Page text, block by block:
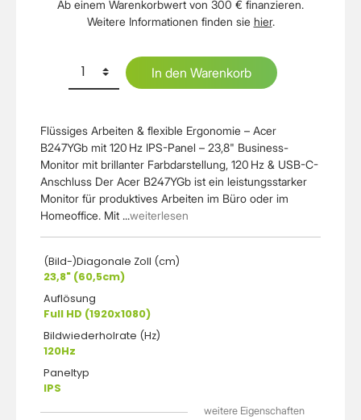
Flüssiges Arbeiten & flexible Ergonomie – Acer
B247YGb mit 120 Hz IPS-Panel – 23,8" Business-
Monitor mit brillanter Farbdarstellung, 120 Hz & USB-C-
Anschluss Der Acer B247YGb ist ein leistungsstarker
Monitor für produktives Arbeiten im Büro oder im
Homeoffice. Mit ...weiterlesen
(Bild-)Diagonale Zoll (cm)
23,8" (60,5cm)
Auflösung
Full HD (1920x1080)
Bildwiederholrate (Hz)
120Hz
Paneltyp
IPS
weitere Eigenschaften
Ab einem Warenkorbwert von 300 € finanzieren.
Weitere Informationen finden sie hier.
In den Warenkorb